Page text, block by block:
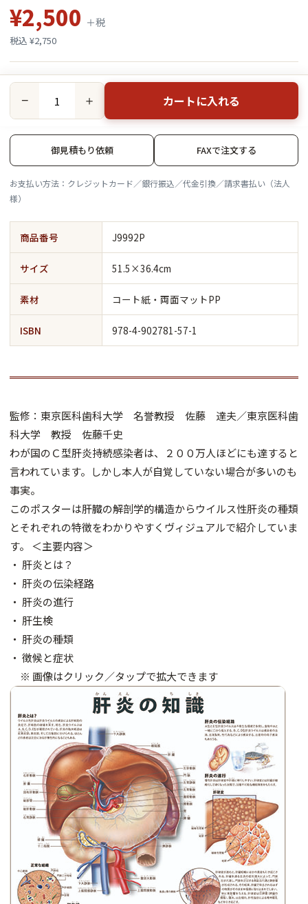
¥2,500 ＋税
税込 ¥2,750
− ＋ カートに入れる
御見積もり依頼 FAXで注文する
お支払い方法：クレジットカード／銀行振込／代金引換／請求書払い（法人
様）
商品番号 J9992P
サイズ 51.5×36.4cm
素材 コート紙・両面マットPP
ISBN 978-4-902781-57-1
監修：東京医科歯科大学 名誉教授 佐藤 達夫／東京医科歯
科大学 教授 佐藤千史
わが国のＣ型肝炎持続感染者は、２００万人ほどにも達すると
言われています。しかし本人が自覚していない場合が多いのも
事実。
このポスターは肝臓の解剖学的構造からウイルス性肝炎の種類
とそれぞれの特徴をわかりやすくヴィジュアルで紹介していま
す。 ＜主要内容＞
・ 肝炎とは？
・ 肝炎の伝染経路
・ 肝炎の進行
・ 肝生検
・ 肝炎の種類
・ 徴候と症状
※ 画像はクリック／タップで拡大できます